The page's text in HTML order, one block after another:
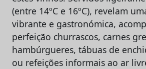
(entre 14ºC e 16ºC), revelam
vibrante e gastronómica,
perfeição churrascos, carnes
hambúrgueres, tábuas de
ou refeições informais ao ar